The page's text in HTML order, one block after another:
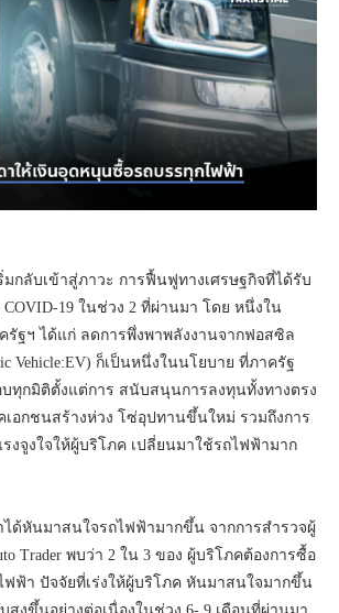
กลับเข้าสู่ภาวะ การฟื้นฟูทางเศรษฐกิจที่ได้รับ
19 ในช่วง 2 ที่ผ่านมา โดย หนึ่งใน
รัฐฯ ได้แก่ ลดการพึ่งพาพลังงานจากฟอสซิล
Vehicle:EV) ก็เป็นหนึ่งในนโยบาย ที่ภาครัฐ
บทุกมิติตั้งแต่การ สนับสนุนการลงทุนทั้งทางตรง
เอกชนสร้างห่วง โซ่อุปทานขึ้นใหม่ รวมถึงการ
งจูงใจให้ผู้บริโภค เปลี่ยนมาใช้รถไฟฟ้ามาก
ด้หันมาสนใจรถไฟฟ้ามากขึ้น จากการสำรวจผู้
Trader พบว่า 2 ใน 3 ของ ผู้บริโภคต้องการซื้อ
ฟฟ้า ปัจจัยที่เร่งให้ผู้บริโภค หันมาสนใจมากขึ้น